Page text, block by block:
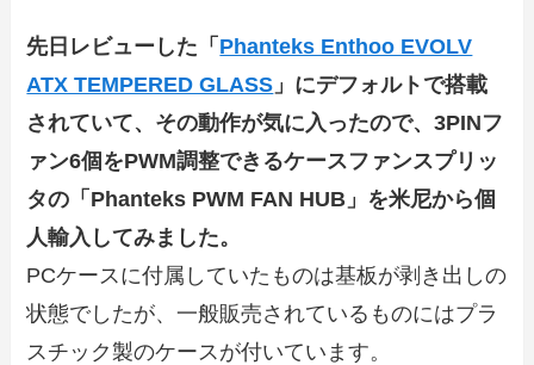
先日レビューした「 Phanteks Enthoo EVOLV
ATX TEMPERED GLASS 」にデフォルトで搭載
されていて、その動作が気に入ったので、3PINフ
ァン6個をPWM調整できるケースファンスプリッ
タの「Phanteks PWM FAN HUB」を米尼から個
人輸入してみました。
PCケースに付属していたものは基板が剥き出しの
状態でしたが、一般販売されているものにはプラ
スチック製のケースが付いています。